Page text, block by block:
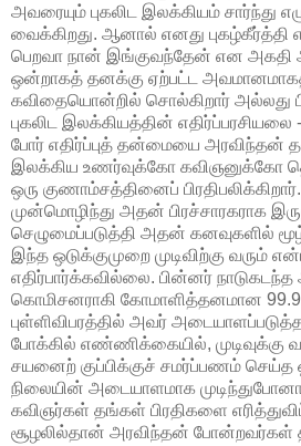
அவரையும் புகலிட இலக்கியம் சார்ந்து
வைக்கிறது. ஆனால் எனது
பெறவா நான் இங்குவந்தேன் என
ஒன்றாகத் தனக்கு ஏற்பட்ட
கவிதையொன்றில் சொல்கிறார் அல்லது
புகலிட இலக்கியத்தின்
போர் எதிர்ப்புத் தன்மையை அரவிந்தன்
இலக்கிய உணர்வுக்கோ கவிஞனுக்கோ
ஒரு குணாம்சத்தினைப்
முன்மொழிந்து அதன் பிரச்சாரகராக
செழுமைப்படுத்தி அதன் கனவுகளில்
இந்த ஒடுக்குமுறை முடிவிற்கு வரும்
எதிர்பார்க்கவில்லை. பின்னர்
கொமிசனராகி கோமாளித்தனமான
புள்ளிவிபரத்தில் அவர்
போக்கில் எண்ணிக்கையில், முடிவுக்கு
சயனைற் குப்பிக்குச் சமர்ப்பணம் செய்த
நிலையின் அடையாளமாக
கவிஞர்கள் தங்கள் பிரதிகளை
சூழலில்தான் அரவிந்தன்